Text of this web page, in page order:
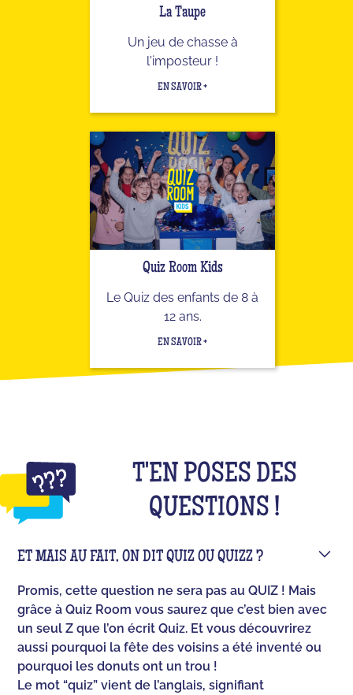
La Taupe
Un jeu de chasse à
l'imposteur !
EN SAVOIR +
Quiz Room Kids
Le Quiz des enfants de 8 à
12 ans.
EN SAVOIR +
T'EN POSES DES
QUESTIONS !
ET MAIS AU FAIT, ON DIT QUIZ OU QUIZZ ?
Promis, cette question ne sera pas au QUIZ ! Mais
grâce à Quiz Room vous saurez que c’est bien avec
un seul Z que l’on écrit Quiz. Et vous découvrirez
aussi pourquoi la fête des voisins a été inventé ou
pourquoi les donuts ont un trou !
Le mot “quiz” vient de l’anglais, signifiant